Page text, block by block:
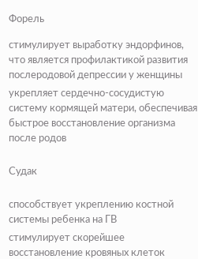
Форель
стимулирует выработку эндорфинов,
что является профилактикой развития
послеродовой депрессии у женщины
укрепляет сердечно-сосудистую
систему кормящей матери, обеспечивая
быстрое восстановление организма
после родов
Судак
способствует укреплению костной
системы ребенка на ГВ
стимулирует скорейшее
восстановление кровяных клеток